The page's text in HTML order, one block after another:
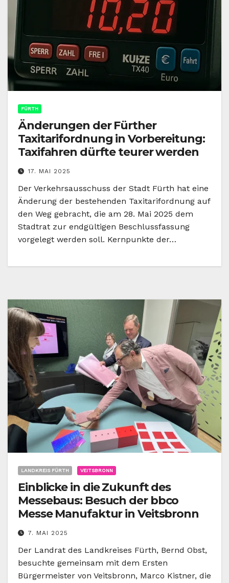
FÜRTH
Änderungen der Fürther
Taxitarifordnung in Vorbereitung:
Taxifahren dürfte teurer werden
17. MAI 2025
Der Verkehrsausschuss der Stadt Fürth hat eine
Änderung der bestehenden Taxitarifordnung auf
den Weg gebracht, die am 28. Mai 2025 dem
Stadtrat zur endgültigen Beschlussfassung
vorgelegt werden soll. Kernpunkte der…
LANDKREIS FÜRTH VEITSBRONN
Einblicke in die Zukunft des
Messebaus: Besuch der bbco
Messe Manufaktur in Veitsbronn
7. MAI 2025
Der Landrat des Landkreises Fürth, Bernd Obst,
besuchte gemeinsam mit dem Ersten
Bürgermeister von Veitsbronn, Marco Kistner, die